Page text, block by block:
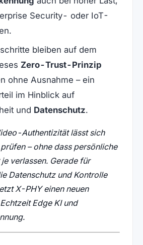
Security- oder IoT-
bleiben auf dem
Zero-Trust-Prinzip
ohne Ausnahme – ein
im Hinblick auf
und Datenschutz.
Authentizität lässt sich
– ohne dass persönliche
verlassen. Gerade für
Datenschutz und Kontrolle
X-PHY einen neuen
Edge KI und